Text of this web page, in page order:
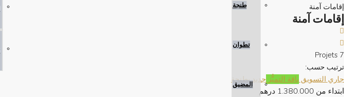
طنجة
تطوان
المضيق
إقامات آمنة
إقامات آمنة
7 Projets
ترتيب حسب:
جاري التسويق باقة التميُّز جديد بِطنجة
ابتداء من 1.380.000 درهم